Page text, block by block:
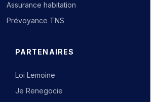
Assurance habitation
Prévoyance TNS
PARTENAIRES
Loi Lemoine
Je Renegocie